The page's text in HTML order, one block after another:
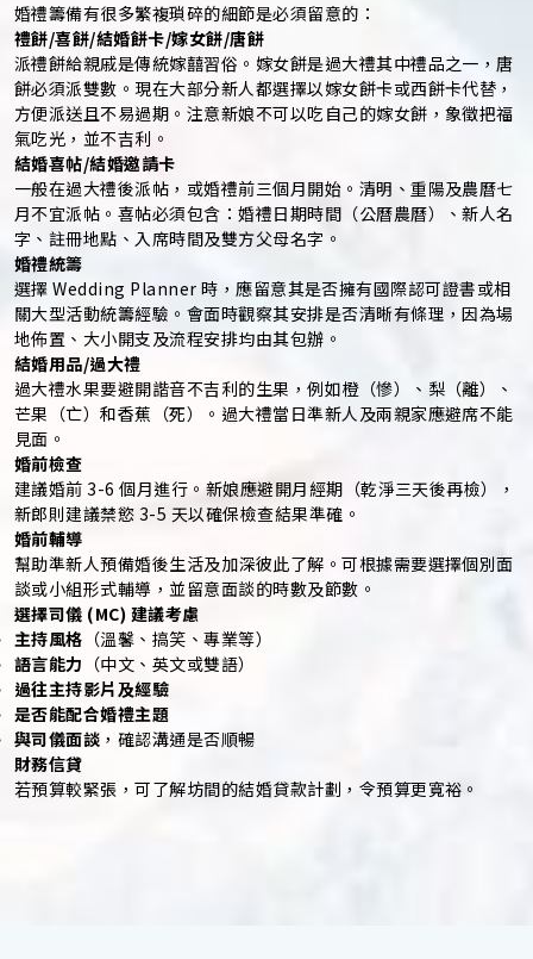
婚禮籌備有很多繁複瑣碎的細節是必須留意的：
禮餅/喜餅/結婚餅卡/嫁女餅/唐餅
派禮餅給親戚是傳統嫁囍習俗。嫁女餅是過大禮其中禮品之一，唐
餅必須派雙數。現在大部分新人都選擇以嫁女餅卡或西餅卡代替，
方便派送且不易過期。注意新娘不可以吃自己的嫁女餅，象徵把福
氣吃光，並不吉利。
結婚喜帖/結婚邀請卡
一般在過大禮後派帖，或婚禮前三個月開始。清明、重陽及農曆七
月不宜派帖。喜帖必須包含：婚禮日期時間（公曆農曆）、新人名
字、註冊地點、入席時間及雙方父母名字。
婚禮統籌
選擇 Wedding Planner 時，應留意其是否擁有國際認可證書或相
關大型活動統籌經驗。會面時觀察其安排是否清晰有條理，因為場
地佈置、大小開支及流程安排均由其包辦。
結婚用品/過大禮
過大禮水果要避開諧音不吉利的生果，例如橙（慘）、梨（離）、
芒果（亡）和香蕉（死）。過大禮當日準新人及兩親家應避席不能
見面。
婚前檢查
建議婚前 3-6 個月進行。新娘應避開月經期（乾淨三天後再檢），
新郎則建議禁慾 3-5 天以確保檢查結果準確。
婚前輔導
幫助準新人預備婚後生活及加深彼此了解。可根據需要選擇個別面
談或小組形式輔導，並留意面談的時數及節數。
選擇司儀 (MC) 建議考慮
主持風格 （溫馨、搞笑、專業等）
語言能力 （中文、英文或雙語）
過往主持影片及經驗
是否能配合婚禮主題
與司儀面談 ，確認溝通是否順暢
財務信貸
若預算較緊張，可了解坊間的結婚貸款計劃，令預算更寬裕。